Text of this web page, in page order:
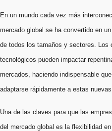
En un mundo cada vez más interconectado y cambiante, la volatilidad del
mercado global se ha convertido en
de todos los tamaños y sectores.
tecnológicos pueden impactar
mercados, haciendo indispensable
adaptarse rápidamente a estas nuevas
Una de las claves para que las
del mercado global es la flexibilidad